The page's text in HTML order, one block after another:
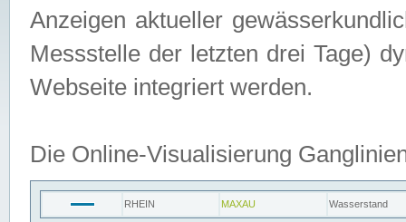
Anzeigen aktueller
Messstelle der letzten drei Tage)
Webseite integriert werden.
Die Online-Visualisierung